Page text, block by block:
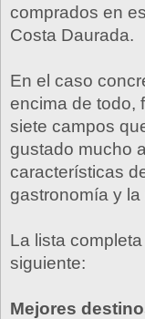
comprados en
Costa Daurada.
En el caso
encima de todo,
siete campos
gustado mucho
características
gastronomía y
La lista
siguiente:
Mejores